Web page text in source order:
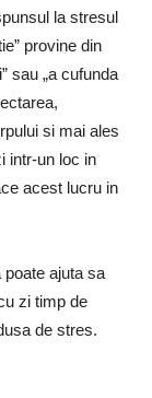
la stresul
provine din
sau „a cufunda
si mai ales
intr-un loc in
acest lucru in
poate ajuta sa
zi timp de
de stres.